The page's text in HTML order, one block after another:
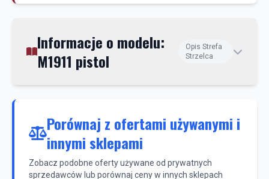
Informacje o modelu:
M1911 pistol
Opis Strefa
Strzelca
Porównaj z ofertami używanymi i
innymi sklepami
Zobacz podobne oferty używane od prywatnych
sprzedawców lub porównaj ceny w innych sklepach